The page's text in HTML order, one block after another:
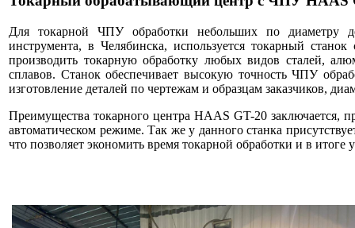
Для токарной ЧПУ обработки небольших по диаметру
инструмента, в Челябинска, используется токарный
производить токарную обработку любых видов сталей,
сплавов. Станок обеспечивает высокую точность ЧПУ
изготовление деталей по чертежам и образцам заказчиков,
Преимущества токарного центра HAAS GT-20 заключается,
автоматическом режиме. Так же у данного станка
что позволяет экономить время токарной обработки и в итоге